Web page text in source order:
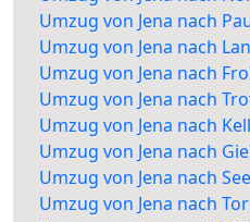
Umzug von Jena nach
Umzug von Jena nach
Umzug von Jena nach
Umzug von Jena nach
Umzug von Jena nach
Umzug von Jena nach
Umzug von Jena nach
Umzug von Jena nach